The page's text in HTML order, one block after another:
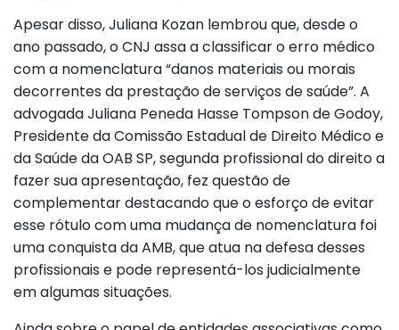
Apesar disso, Juliana Kozan lembrou que, desde o
ano passado, o CNJ assa a classificar o erro médico
com a nomenclatura “danos materiais ou morais
decorrentes da prestação de serviços de saúde”. A
advogada Juliana Peneda Hasse Tompson de Godoy,
Presidente da Comissão Estadual de Direito Médico e
da Saúde da OAB SP, segunda profissional do direito a
fazer sua apresentação, fez questão de
complementar destacando que o esforço de evitar
esse rótulo com uma mudança de nomenclatura foi
uma conquista da AMB, que atua na defesa desses
profissionais e pode representá-los judicialmente
em algumas situações.